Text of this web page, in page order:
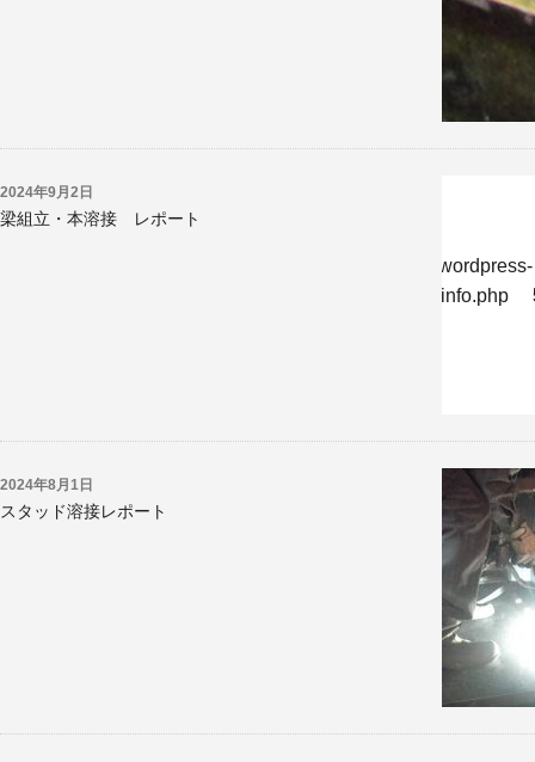
2024年9月2日
梁組立・本溶接 レポート
jp/r/e/gmoserver/8/6/sd0819286/kyoritsukogyo.jp/wordpress-
wp-content/themes/krk/single-reportinfo.php
2024年8月1日
スタッド溶接レポート